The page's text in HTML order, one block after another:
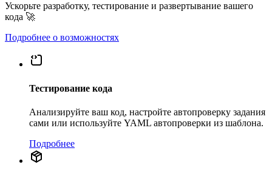
Ускорьте разработку, тестирование и развертывание вашего
кода 🚀
Подробнее о возможностях
Тестирование кода
Анализируйте ваш код, настройте автопроверку задания
сами или используйте YAML автопроверки из шаблона.
Подробнее